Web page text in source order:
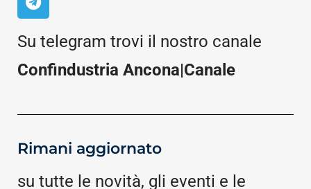
Su telegram trovi il nostro canale
Confindustria Ancona|Canale
Rimani aggiornato
su tutte le novità, gli eventi e le